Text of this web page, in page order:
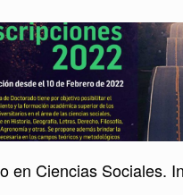
en Ciencias Sociales.